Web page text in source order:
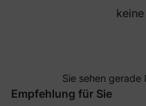
Sie sehen
Empfehlung für Sie